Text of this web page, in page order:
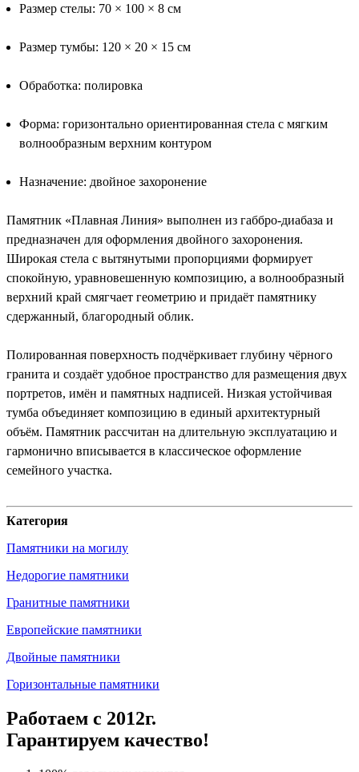
Размер стелы: 70 × 100 × 8 см
Размер тумбы: 120 × 20 × 15 см
Обработка: полировка
Форма: горизонтально ориентированная стела с мягким
волнообразным верхним контуром
Назначение: двойное захоронение
Памятник «Плавная Линия» выполнен из габбро-диабаза и
предназначен для оформления двойного захоронения.
Широкая стела с вытянутыми пропорциями формирует
спокойную, уравновешенную композицию, а волнообразный
верхний край смягчает геометрию и придаёт памятнику
сдержанный, благородный облик.
Полированная поверхность подчёркивает глубину чёрного
гранита и создаёт удобное пространство для размещения двух
портретов, имён и памятных надписей. Низкая устойчивая
тумба объединяет композицию в единый архитектурный
объём. Памятник рассчитан на длительную эксплуатацию и
гармонично вписывается в классическое оформление
семейного участка.
Категория
Памятники на могилу
Недорогие памятники
Гранитные памятники
Европейские памятники
Двойные памятники
Горизонтальные памятники
Работаем с 2012г.
Гарантируем качество!